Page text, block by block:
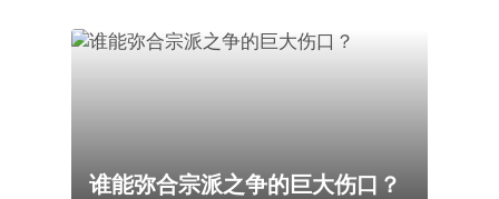
谁能弥合宗派之争的巨大伤口？